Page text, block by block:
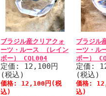
ブラジル産クリアクォ
ーツ・ルース （レイン
ボー） CQL004
定価: 12,100円
(税込)
価格: 12,100円(税
込)
ブラジル
ーツ・ル
ボー）
定価:
(税込)
価格:
込)